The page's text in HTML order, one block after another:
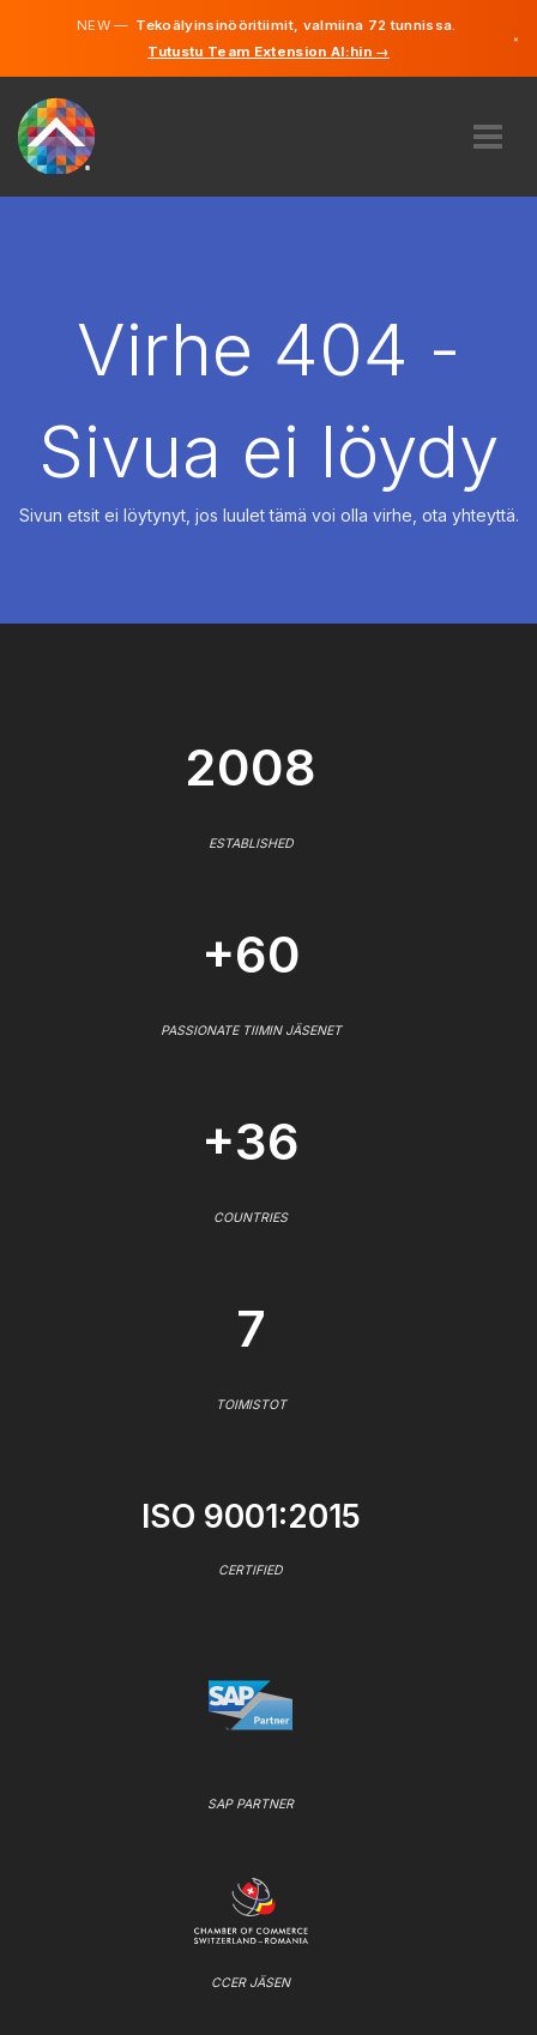
NEW —Tekoälyinsinööritiimit, valmiina 72 tunnissa.
Tutustu Team Extension AI:hin →
×
VUOKRAUS
Saksa
Englanti
Virhe 404 -
Sivua ei löydy
Sivun etsit ei löytynyt, jos luulet tämä voi olla virhe, ota yhteyttä.
2008
ESTABLISHED
+60
PASSIONATE TIIMIN JÄSENET
+36
COUNTRIES
7
TOIMISTOT
ISO 9001:2015
CERTIFIED
SAP PARTNER
CCER JÄSEN